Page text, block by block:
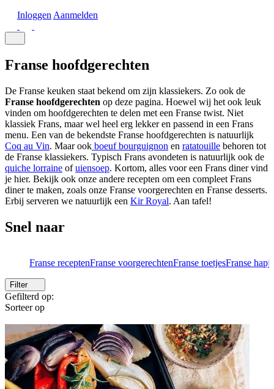
Inloggen Aanmelden
Franse hoofdgerechten
De Franse keuken staat bekend om zijn klassiekers. Zo ook de
Franse hoofdgerechten op deze pagina. Hoewel wij het ook leuk
vinden om hoofdgerechten te delen met een Franse twist. Niet
klassiek Frans, maar wel heel erg lekker en passend in een Frans
menu. Een van de bekendste Franse hoofdgerechten is natuurlijk
Coq au Vin. Maar ook boeuf bourguignon en ratatouille behoren tot
de Franse klassiekers. Typisch Frans avondeten is natuurlijk ook de
quiche lorraine ofuiensoep. Kortom, alles voor een Frans diner vind
je hier. Bekijk ook onze andere recepten om een compleet Frans
diner te maken, zoals onze Franse voorgerechten en Franse desserts.
Erbij serveren we natuurlijk een Kir Royal. Aan tafel!
Snel naar
Franse receptenFranse voorgerechtenFranse toetjesFranse
Filter
Gefilterd op:
Sorteer op